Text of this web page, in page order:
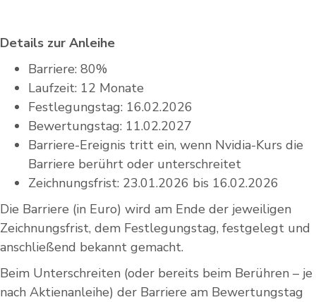
Details zur Anleihe
Barriere: 80%
Laufzeit: 12 Monate
Festlegungstag: 16.02.2026
Bewertungstag: 11.02.2027
Barriere-Ereignis tritt ein, wenn Nvidia-Kurs die
Barriere berührt oder unterschreitet
Zeichnungsfrist: 23.01.2026 bis 16.02.2026
Die Barriere (in Euro) wird am Ende der jeweiligen
Zeichnungsfrist, dem Festlegungstag, festgelegt und
anschließend bekannt gemacht.
Beim Unterschreiten (oder bereits beim Berühren – je
nach Aktienanleihe) der Barriere am Bewertungstag